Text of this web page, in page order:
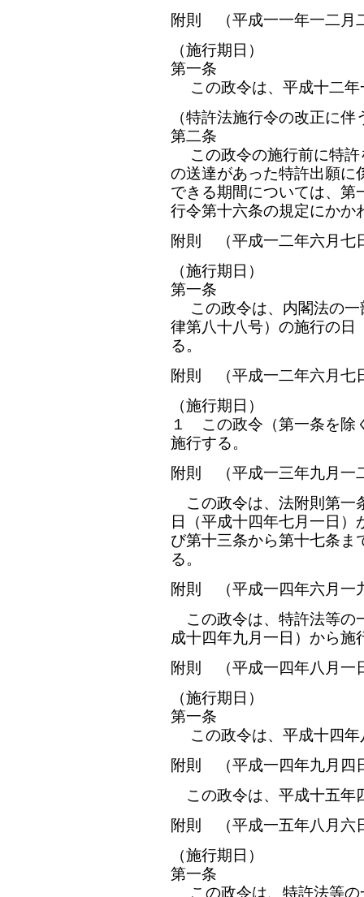
附則 （平成一一年一二月
（施行期日）
第一条
この政令は、平成十二年
（特許法施行令の改正に伴
第二条
この政令の施行前に特許
の送達があった特許出願に
できる期間については、第
行令第十六条の規定にかか
附則 （平成一二年六月
（施行期日）
第一条
この政令は、内閣法の一
律第八十八号）の施行の日
る。
附則 （平成一二年六月七
（施行期日）
１ この政令（第一条を除
施行する。
附則 （平成一三年九月一
この政令は、法附則第一
日（平成十四年七月一日
び第十三条から第十七条ま
る。
附則 （平成一四年六月一
この政令は、特許法等の
成十四年九月一日）から施
附則 （平成一四年八月一
（施行期日）
第一条
この政令は、平成十四年
附則 （平成一四年九月四
この政令は、平成十五年
附則 （平成一五年八月六
（施行期日）
第一条
この政令は、特許法等の